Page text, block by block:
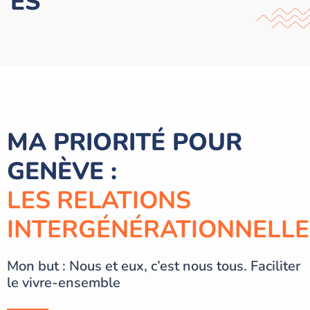
MA PRIORITÉ POUR
GENÈVE :
LES RELATIONS
Mon but : Nous et eux, c’est nous tous. Faciliter
le vivre-ensemble